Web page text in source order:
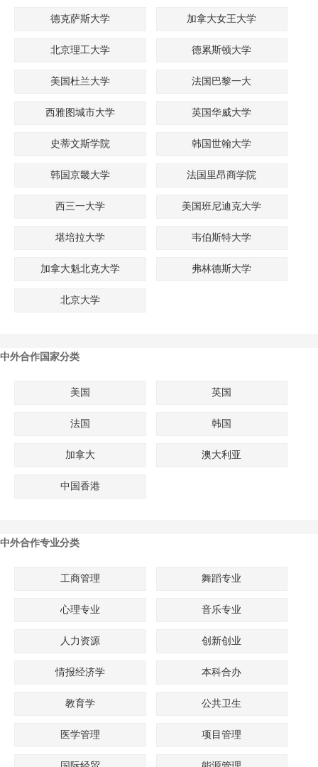
德克萨斯大学 加拿大女王大学
北京理工大学 德累斯顿大学
美国杜兰大学 法国巴黎一大
西雅图城市大学 英国华威大学
史蒂文斯学院 韩国世翰大学
韩国京畿大学 法国里昂商学院
西三一大学 美国班尼迪克大学
堪培拉大学 韦伯斯特大学
加拿大魁北克大学 弗林德斯大学
北京大学
中外合作国家分类
美国 英国
法国 韩国
加拿大 澳大利亚
中国香港
中外合作专业分类
工商管理 舞蹈专业
心理专业 音乐专业
人力资源 创新创业
情报经济学 本科合办
教育学 公共卫生
医学管理 项目管理